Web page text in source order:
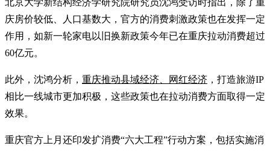
北京大学新结构经济学研究院研究员沈鸿受访时指出，除了重
庆房价较低、人口基数大，官方的消费刺激政策也在发挥一定
作用，如新一轮家电以旧换新政策今年已在重庆拉动消费超过
60亿元。
此外，沈鸿分析， 重庆推动县域经济、网红经济 ，打造旅游IP
相比一线城市更加积极，这些政策也在拉动消费方面取得一定
效果。
重庆官方上月还印发扩消费“六大工程”行动方案，包括实施消